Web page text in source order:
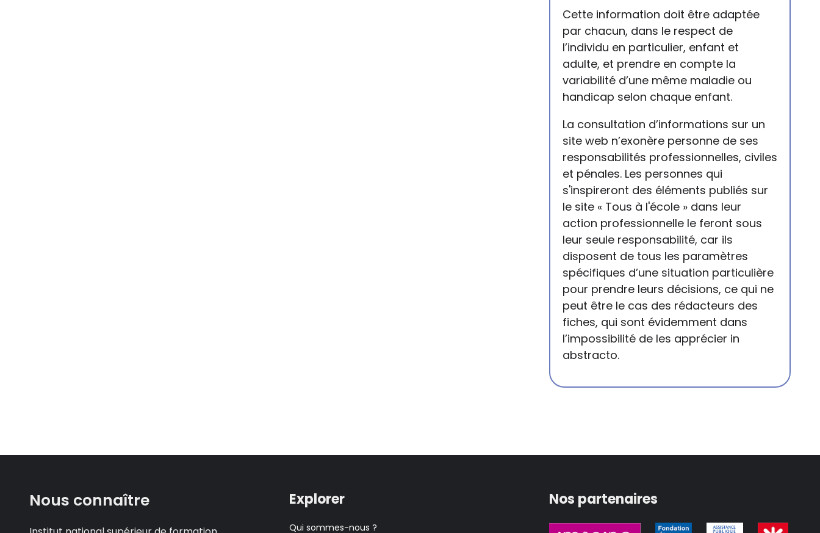
Cette information doit être adaptée
par chacun, dans le respect de
l’individu en particulier, enfant et
adulte, et prendre en compte la
variabilité d’une même maladie ou
handicap selon chaque enfant.
La consultation d’informations sur un
site web n’exonère personne de ses
responsabilités professionnelles, civiles
et pénales. Les personnes qui
s'inspireront des éléments publiés sur
le site « Tous à l'école » dans leur
action professionnelle le feront sous
leur seule responsabilité, car ils
disposent de tous les paramètres
spécifiques d’une situation particulière
pour prendre leurs décisions, ce qui ne
peut être le cas des rédacteurs des
fiches, qui sont évidemment dans
l’impossibilité de les apprécier in
abstracto.
Nous connaître Explorer
Qui sommes-nous ?
Nos partenaires